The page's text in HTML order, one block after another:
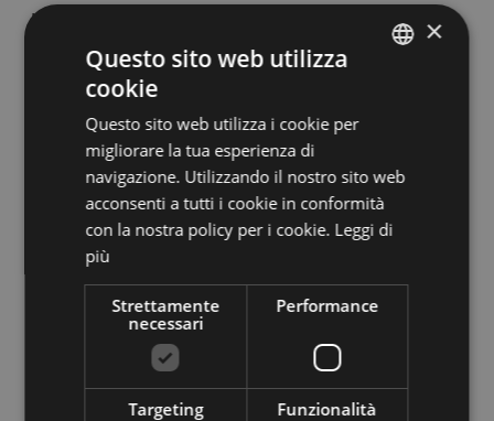
unica.
C’è da dire inoltre che dopo aver trascorso una
giornata all’insegna dello sport e del divertimento
sulla neve, potrete concedervi alle più rilassanti cure
del corpo in uno deglihotel delle Dolomiti
Contraddistinti da un’alta qualità ricettiva e adatti
ad ospitare turisti di ogni genere, qui potrete
trascorrere un soggiorno unico e indimenticabile!
TI POTREBBE INTERESSARE
CORTINA D'AMPEZZO
×
Questo sito web utilizza
cookie
Questo sito web utilizza i cookie per
migliorare la tua esperienza di
navigazione. Utilizzando il nostro sito web
acconsenti a tutti i cookie in conformità
con la nostra policy per i cookie. Leggi di
più
Strettamente
necessari
Performance
Targeting Funzionalità